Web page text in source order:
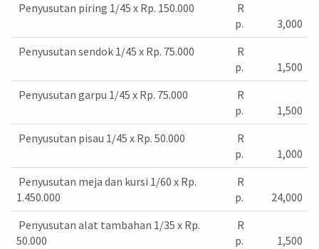
Penyusutan piring 1/45 x Rp. 150.000
R
p.
3,000
Penyusutan sendok 1/45 x Rp. 75.000
R
p.
1,500
Penyusutan garpu 1/45 x Rp. 75.000
R
p.
1,500
Penyusutan pisau 1/45 x Rp. 50.000
R
p.
1,000
Penyusutan meja dan kursi 1/60 x Rp.
1.450.000
R
p.
24,000
Penyusutan alat tambahan 1/35 x Rp.
50.000
R
p.
1,500